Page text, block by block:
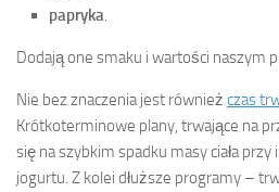
papryka
Dodają one smaku i wartości naszym
Nie bez znaczenia jest również czas
Krótkoterminowe plany, trwające na
się na szybkim spadku masy ciała
jogurtu. Z kolei dłuższe programy –